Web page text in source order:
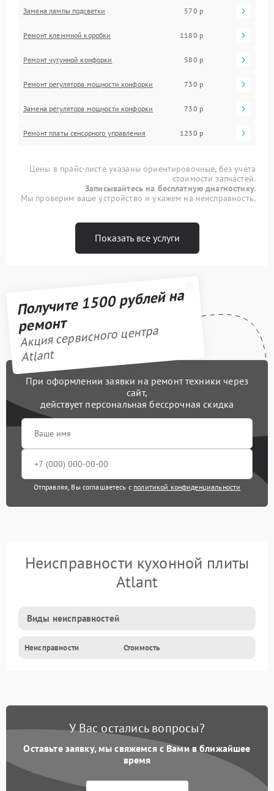
Замена лампы подсветки 570 р
Ремонт клеммной коробки 1180 р
Ремонт чугунной конфорки 580 р
Ремонт регулятора мощности конфорки 730 р
Замена регулятора мощности конфорки 730 р
Ремонт платы сенсорного управления 1230 р
Цены в прайс-листе указаны ориентировочные, без учета
стоимости запчастей.
Записывайтесь на бесплатную диагностику.
Мы проверим ваше устройство и укажем на неисправность.
Показать все услуги
Получите 1500 рублей на
ремонт
Акция сервисного центра
Atlant
При оформлении заявки на ремонт техники через
сайт,
действует персональная бессрочная скидка
Отправляя, Вы соглашаетесь с политикой конфиденциальности
Неисправности кухонной плиты
Atlant
Виды неисправностей
Неисправности Стоимость
У Вас остались вопросы?
Оставьте заявку, мы свяжемся с Вами в ближайшее
время